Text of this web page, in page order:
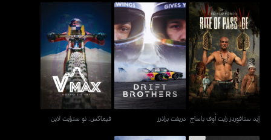
إيد ستافوردز رايت أوف
باساج
إيد ستافوردز رايت أوف باساج
دريفت براذرز
دريفت براذرز
فيماكس: نو سترايت لاين
فيماكس: نو سترايت لاين